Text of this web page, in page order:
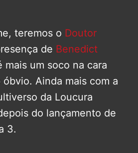
teremos o Doutor
de Benedict
mais um soco na cara
Ainda mais com a
da Loucura
do lançamento de
3.